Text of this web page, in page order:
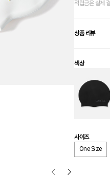
적립금은 실제
상품 리뷰
색상
사이즈
One Size